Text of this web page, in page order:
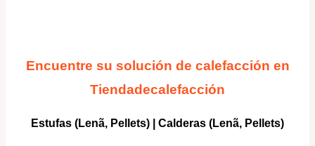
Encuentre su solución de calefacción en
Tiendadecalefacción
Estufas (Lenã, Pellets) Calderas (Lenã, Pellets)